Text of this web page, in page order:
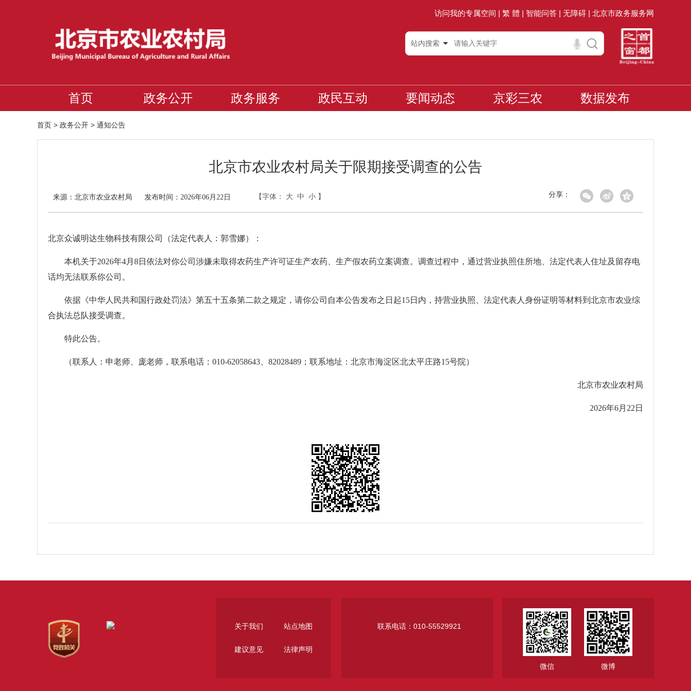
访问我的专属空间 | 繁 體 | 智能问答 | 无障碍 | 北京市政务服务网
站内搜索
首页 政务公开 政务服务 政民互动 要闻动态 京彩三农 数据发布
首页 > 政务公开 > 通知公告
北京市农业农村局关于限期接受调查的公告
来源： 北京市农业农村局 发布时间：2026年06月22日 【字体： 大 中 小 】 分享：
北京众诚明达生物科技有限公司（法定代表人：郭雪娜）：
本机关于2026年4月8日依法对你公司涉嫌未取得农药生产许可证生产农药、生产假农药立案调查。调查过程中，通过营业执照住所地、法定代表人住址及留存电
话均无法联系你公司。
依据《中华人民共和国行政处罚法》第五十五条第二款之规定，请你公司自本公告发布之日起15日内，持营业执照、法定代表人身份证明等材料到北京市农业综
合执法总队接受调查。
特此公告。
（联系人：申老师、庞老师，联系电话：010-62058643、82028489；联系地址：北京市海淀区北太平庄路15号院）
北京市农业农村局
2026年6月22日
关于我们 站点地图
建议意见 法律声明
联系电话：010-55529921
微信 微博